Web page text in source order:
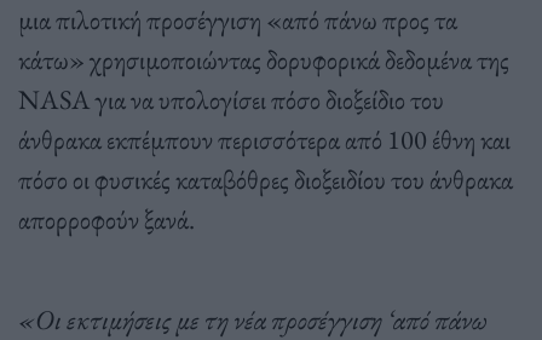
μια πιλοτική προσέγγιση «από πάνω προς τα
κάτω» χρησιμοποιώντας δορυφορικά δεδομένα της
NASA για να υπολογίσει πόσο διοξείδιο του
άνθρακα εκπέμπουν περισσότερα από 100 έθνη και
πόσο οι φυσικές καταβόθρες διοξειδίου του άνθρακα
απορροφούν ξανά.
«Οι εκτιμήσεις με τη νέα προσέγγιση ‘από πάνω